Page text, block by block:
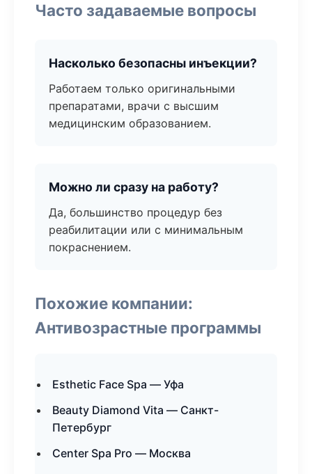
Часто задаваемые вопросы
Насколько безопасны инъекции?
Работаем только оригинальными
препаратами, врачи с высшим
медицинским образованием.
Можно ли сразу на работу?
Да, большинство процедур без
реабилитации или с минимальным
покраснением.
Похожие компании:
Антивозрастные программы
Esthetic Face Spa — Уфа
Beauty Diamond Vita — Санкт-
Петербург
Center Spa Pro — Москва